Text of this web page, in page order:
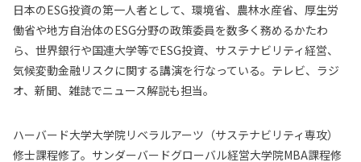
日本のESG投資の第一人者として、環境省、農林水産省、厚生労
働省や地方自治体のESG分野の政策委員を数多く務めるかたわ
ら、世界銀行や国連大学等でESG投資、サステナビリティ経営、
気候変動金融リスクに関する講演を行なっている。テレビ、ラジ
オ、新聞、雑誌でニュース解説も担当。
ハーバード大学大学院リベラルアーツ（サステナビリティ専攻）
修士課程修了。サンダーバードグローバル経営大学院MBA課程修